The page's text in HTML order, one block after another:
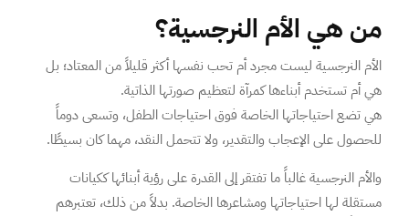
من هي الأم النرجسية؟
الأم النرجسية ليست مجرد أم تحب نفسها أكثر قليلاً من المعتاد؛ بل
هي أم تستخدم أبناءها كمرآة لتعظيم صورتها الذاتية.
هي تضع احتياجاتها الخاصة فوق احتياجات الطفل، وتسعى دوماً
للحصول على الإعجاب والتقدير، ولا تتحمل النقد، مهما كان بسيطًا.
والأم النرجسية غالباً ما تفتقر إلى القدرة على رؤية أبنائها ككيانات
مستقلة لها احتياجاتها ومشاعرها الخاصة. بدلاً من ذلك، تعتبرهم